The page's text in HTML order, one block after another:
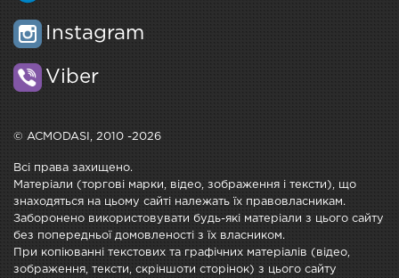
Instagram
Viber
© ACMODASI, 2010 -2026
Всі права захищено.
Матеріали (торгові марки, відео, зображення і тексти), що
знаходяться на цьому сайті належать їх правовласникам.
Заборонено використовувати будь-які матеріали з цього сайту
без попередньої домовленості з їх власником.
При копіюванні текстових та графічних матеріалів (відео,
зображення, тексти, скріншоти сторінок) з цього сайту